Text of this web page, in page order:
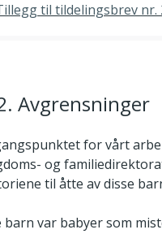
til tildelingsbrev nr.
Avgrensninger
for vårt
og
til åtte av disse
barn var babyer som